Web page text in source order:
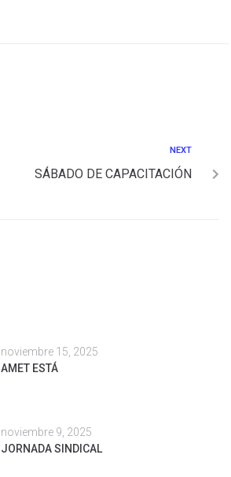
NEXT
SÁBADO DE CAPACITACIÓN
noviembre 15, 2025
AMET ESTÁ
noviembre 9, 2025
JORNADA SINDICAL